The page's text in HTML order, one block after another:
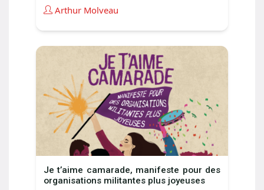
Arthur Molveau
Je t’aime camarade, manifeste pour des
organisations militantes plus joyeuses